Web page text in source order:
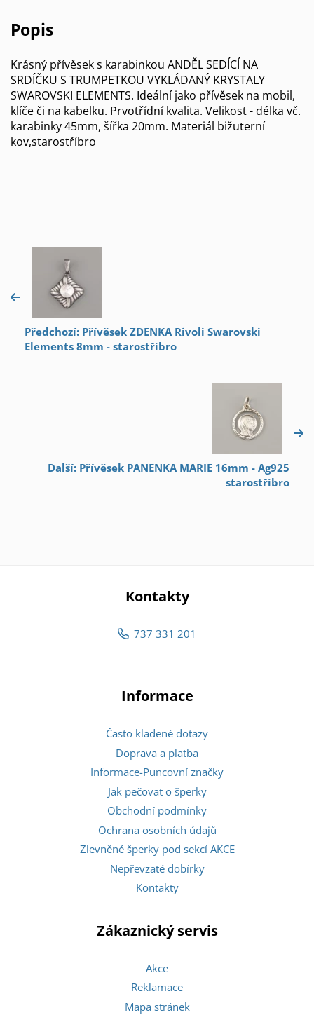
Popis
Krásný přívěsek s karabinkou ANDĚL SEDÍCÍ NA
SRDÍČKU S TRUMPETKOU VYKLÁDANÝ KRYSTALY
SWAROVSKI ELEMENTS. Ideální jako přívěsek na mobil,
klíče či na kabelku. Prvotřídní kvalita. Velikost - délka vč.
karabinky 45mm, šířka 20mm. Materiál bižuterní
kov,starostříbro
Předchozí: Přívěsek ZDENKA Rivoli Swarovski
Elements 8mm - starostříbro
Další: Přívěsek PANENKA MARIE 16mm - Ag925
starostříbro
Kontakty
737 331 201
Informace
Často kladené dotazy
Doprava a platba
Informace-Puncovní značky
Jak pečovat o šperky
Obchodní podmínky
Ochrana osobních údajů
Zlevněné šperky pod sekcí AKCE
Nepřevzaté dobírky
Kontakty
Zákaznický servis
Akce
Reklamace
Mapa stránek